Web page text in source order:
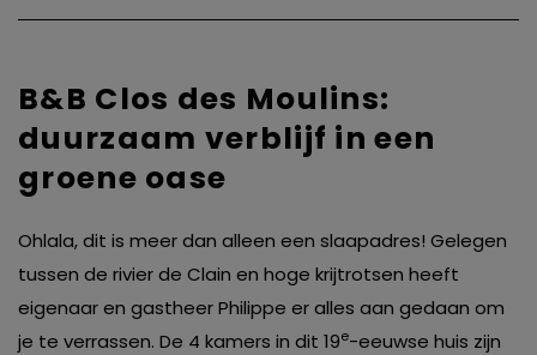
B&B Clos des Moulins:
duurzaam verblijf in een
groene oase
Ohlala, dit is meer dan alleen een slaapadres! Gelegen
tussen de rivier de Clain en hoge krijtrotsen heeft
eigenaar en gastheer Philippe er alles aan gedaan om
je te verrassen. De 4 kamers in dit 19e-eeuwse huis zijn